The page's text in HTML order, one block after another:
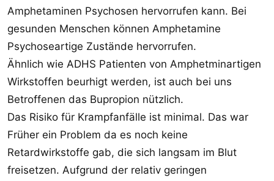
Amphetaminen Psychosen hervorrufen kann. Bei
gesunden Menschen können Amphetamine
Psychoseartige Zustände hervorrufen.
Ähnlich wie ADHS Patienten von Amphetminartigen
Wirkstoffen beurhigt werden, ist auch bei uns
Betroffenen das Bupropion nützlich.
Das Risiko für Krampfanfälle ist minimal. Das war
Früher ein Problem da es noch keine
Retardwirkstoffe gab, die sich langsam im Blut
freisetzen. Aufgrund der relativ geringen